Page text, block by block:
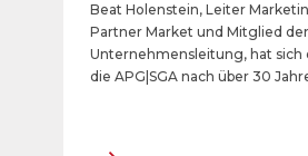
Beat Holenstein, Leiter
Partner Market und Mitglied der
Unternehmensleitung, hat sich
die APG|SGA nach über 30